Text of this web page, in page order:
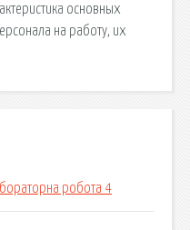
основных
на работу, их
робота 4